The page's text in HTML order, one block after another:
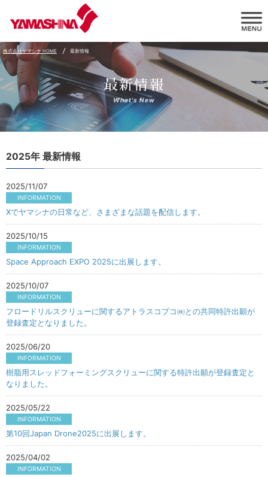
最新情報
What's New
株式会社ヤマシナ HOME 最新情報
2025年 最新情報
2025/11/07
INFORMATION
Xでヤマシナの日常など、さまざまな話題を配信します。
2025/10/15
INFORMATION
Space Approach EXPO 2025に出展します。
2025/10/07
INFORMATION
フロードリルスクリューに関するアトラスコプコ㈱との共同特許出願が
登録査定となりました。
2025/06/20
INFORMATION
樹脂用スレッドフォーミングスクリューに関する特許出願が登録査定と
なりました。
2025/05/22
INFORMATION
第10回Japan Drone2025に出展します。
2025/04/02
INFORMATION